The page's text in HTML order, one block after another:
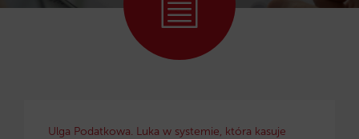
Ulga Podatkowa. Luka w systemie, która kasuje